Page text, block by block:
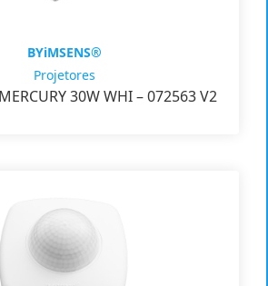
BYiMSENS®
Projetores
30W WHI – 072563 V2